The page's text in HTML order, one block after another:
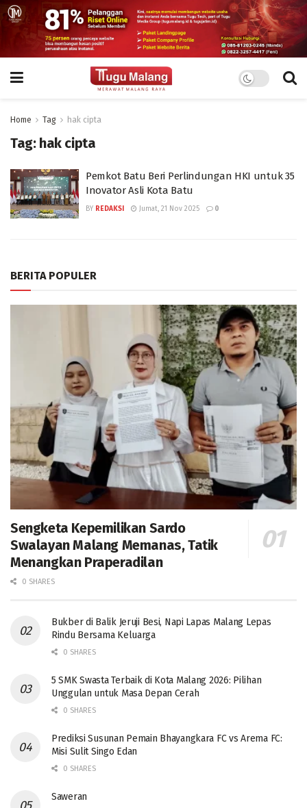
Home Tag hak cipta
Tag: hak cipta
Pemkot Batu Beri Perlindungan HKI untuk 35
Inovator Asli Kota Batu
BY REDAKSI Jumat, 21 Nov 2025 0
BERITA POPULER
Sengketa Kepemilikan Sardo
Swalayan Malang Memanas, Tatik
Menangkan Praperadilan
0 SHARES
Bukber di Balik Jeruji Besi, Napi Lapas Malang Lepas
Rindu Bersama Keluarga
0 SHARES
5 SMK Swasta Terbaik di Kota Malang 2026: Pilihan
Unggulan untuk Masa Depan Cerah
0 SHARES
Prediksi Susunan Pemain Bhayangkara FC vs Arema FC:
Misi Sulit Singo Edan
0 SHARES
Saweran